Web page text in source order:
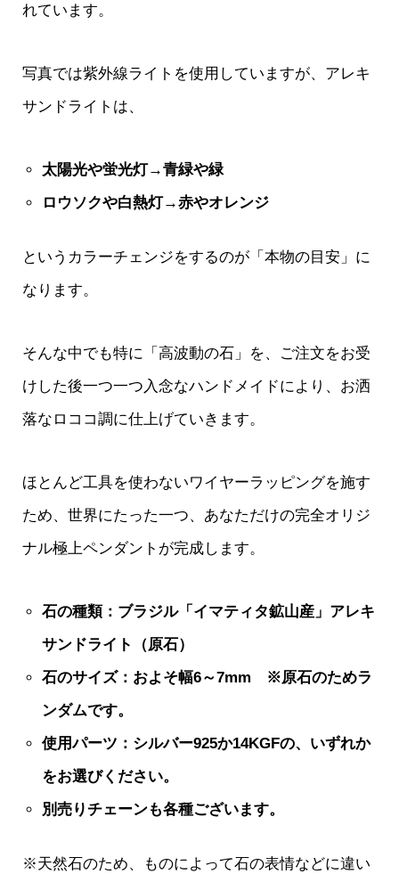
れています。
写真では紫外線ライトを使用していますが、アレキ
サンドライトは、
太陽光や蛍光灯→青緑や緑
ロウソクや白熱灯→赤やオレンジ
というカラーチェンジをするのが「本物の目安」に
なります。
そんな中でも特に「高波動の石」を、ご注文をお受
けした後一つ一つ入念なハンドメイドにより、お洒
落なロココ調に仕上げていきます。
ほとんど工具を使わないワイヤーラッピングを施す
ため、世界にたった一つ、あなただけの完全オリジ
ナル極上ペンダントが完成します。
石の種類：ブラジル「イマティタ鉱山産」アレキ
サンドライト（原石）
石のサイズ：およそ幅6～7mm ※原石のためラ
ンダムです。
使用パーツ：シルバー925か14KGFの、いずれか
をお選びください。
別売りチェーンも各種ございます。
※天然石のため、ものによって石の表情などに違い